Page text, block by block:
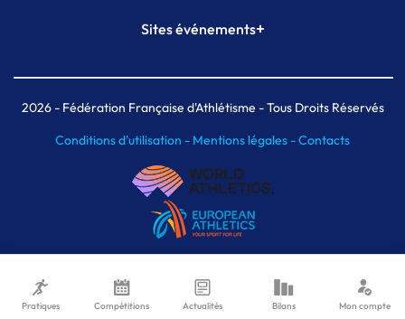
Plateforme Formation
Sites événements+
Meeting de Paris indoor
MAIF Ekiden de Paris
2026- Fédération Française d'Athlétisme - Tous Droits Réservés
Conditions d'utilisation - Mentions légales -Contacts
Pratiques Compétitions Actualités Bilans Mon compte